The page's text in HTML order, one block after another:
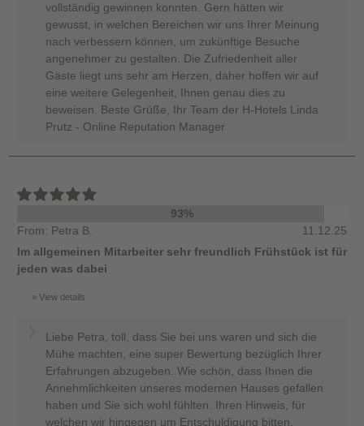
vollständig gewinnen konnten. Gern hätten wir
gewusst, in welchen Bereichen wir uns Ihrer Meinung
nach verbessern können, um zukünftige Besuche
angenehmer zu gestalten. Die Zufriedenheit aller
Gäste liegt uns sehr am Herzen, daher hoffen wir auf
eine weitere Gelegenheit, Ihnen genau dies zu
beweisen. Beste Grüße, Ihr Team der H-Hotels Linda
Prutz - Online Reputation Manager
93%
From: Petra B.
11.12.25
Im allgemeinen Mitarbeiter sehr freundlich Frühstück ist für
jeden was dabei
View details
Liebe Petra, toll, dass Sie bei uns waren und sich die
Mühe machten, eine super Bewertung bezüglich Ihrer
Erfahrungen abzugeben. Wie schön, dass Ihnen die
Annehmlichkeiten unseres modernen Hauses gefallen
haben und Sie sich wohl fühlten. Ihren Hinweis, für
welchen wir hingegen um Entschuldigung bitten,